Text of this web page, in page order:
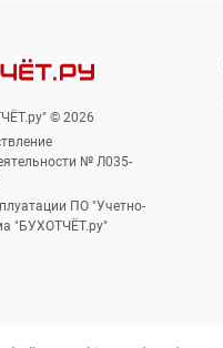
© 2026
№ Л035-
ПО "Учетно-
"БУХОТЧЁТ.ру"